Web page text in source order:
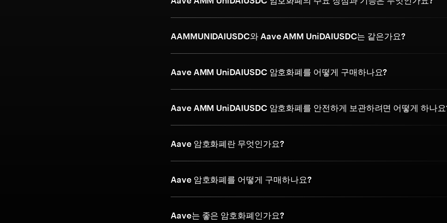
AAMMUNIDAIUSDC와 Aave AMM UniDAIUSDC는 같은가요?
Aave AMM UniDAIUSDC 암호화폐를 어떻게 구매하나요?
Aave AMM UniDAIUSDC 암호화폐를 안전하게 보관하려면 어떻게 하나
Aave 암호화폐란 무엇인가요?
Aave 암호화폐를 어떻게 구매하나요?
Aave는 좋은 암호화폐인가요?